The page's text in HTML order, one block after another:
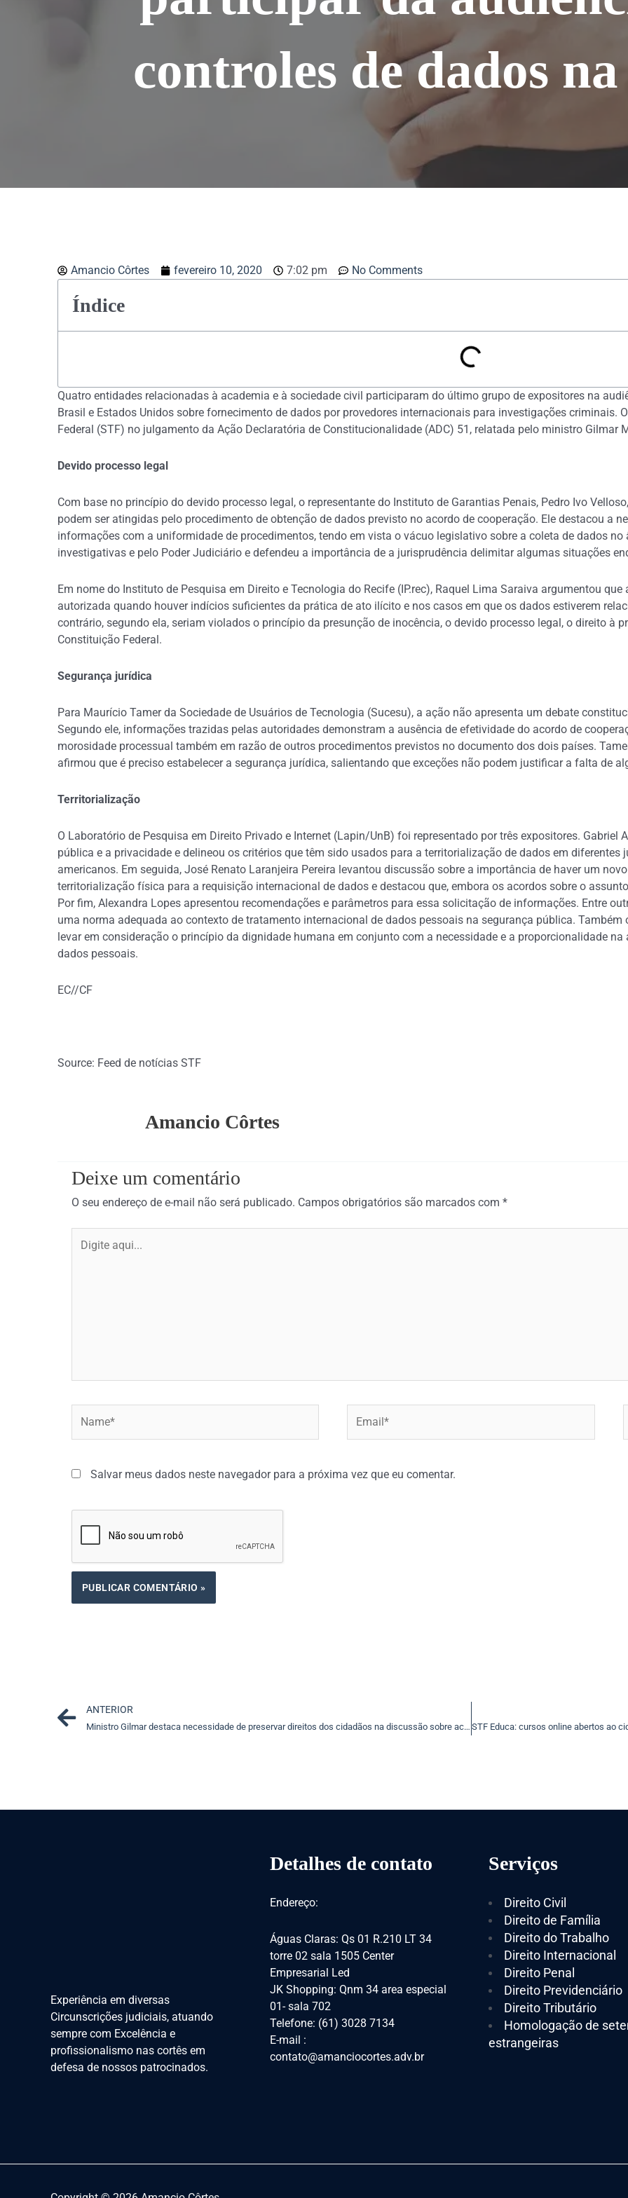
controles de dados
Amancio Côrtes fevereiro 10, 2020 7:02 pm No Comments
Índice
Quatro entidades relacionadas à academia e à sociedade civil participaram do último grupo de expositores na
Brasil e Estados Unidos sobre fornecimento de dados por provedores internacionais para investigações criminais.
Federal (STF) no julgamento da Ação Declaratória de Constitucionalidade (ADC) 51, relatada pelo ministro Gilmar
Devido processo legal
Com base no princípio do devido processo legal, o representante do Instituto de Garantias Penais, Pedro Ivo
podem ser atingidas pelo procedimento de obtenção de dados previsto no acordo de cooperação. Ele destacou a
informações com a uniformidade de procedimentos, tendo em vista o vácuo legislativo sobre a coleta de dados
investigativas e pelo Poder Judiciário e defendeu a importância de a jurisprudência delimitar algumas situações
Em nome do Instituto de Pesquisa em Direito e Tecnologia do Recife (IP.rec), Raquel Lima Saraiva argumentou
autorizada quando houver indícios suficientes da prática de ato ilícito e nos casos em que os dados estiverem
contrário, segundo ela, seriam violados o princípio da presunção de inocência, o devido processo legal, o direito à
Constituição Federal.
Segurança jurídica
Para Maurício Tamer da Sociedade de Usuários de Tecnologia (Sucesu), a ação não apresenta um debate
Segundo ele, informações trazidas pelas autoridades demonstram a ausência de efetividade do acordo de
morosidade processual também em razão de outros procedimentos previstos no documento dos dois países.
afirmou que é preciso estabelecer a segurança jurídica, salientando que exceções não podem justificar a falta de
Territorialização
O Laboratório de Pesquisa em Direito Privado e Internet (Lapin/UnB) foi representado por três expositores. Gabriel
pública e a privacidade e delineou os critérios que têm sido usados para a territorialização de dados em diferentes
americanos. Em seguida, José Renato Laranjeira Pereira levantou discussão sobre a importância de haver um
territorialização física para a requisição internacional de dados e destacou que, embora os acordos sobre o
Por fim, Alexandra Lopes apresentou recomendações e parâmetros para essa solicitação de informações. Entre
uma norma adequada ao contexto de tratamento internacional de dados pessoais na segurança pública. Também
levar em consideração o princípio da dignidade humana em conjunto com a necessidade e a proporcionalidade
dados pessoais.
EC//CF
Source: Feed de notícias STF
Amancio Côrtes
Deixe um comentário
O seu endereço de e-mail não será publicado. Campos obrigatórios são marcados com *
aqui...
Salvar meus dados neste navegador para a próxima vez que eu comentar.
Prev
ANTERIOR
Ministro Gilmar destaca necessidade de preservar direitos dos cidadãos na discussão sobre acesso a dados virtuais
Experiência em diversas
Circunscrições judiciais, atuando
sempre com Excelência e
profissionalismo nas cortês em
defesa de nossos patrocinados.
Detalhes de contato
Endereço:
Águas Claras: Qs 01 R.210 LT 34
torre 02 sala 1505 Center
Empresarial Led
JK Shopping: Qnm 34 area especial
01- sala 702
Telefone: (61) 3028 7134
E-mail :
contato@amanciocortes.adv.br
Serviços
Direito Civil
Direito de Família
Direito do Trabalho
Direito Internacional
Direito Penal
Direito Previdenciário
Direito Tributário
Homologação de
estrangeiras